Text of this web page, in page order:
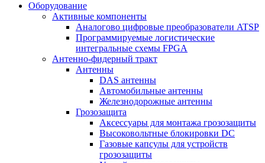
Оборудование
Активные компоненты
Аналогово цифровые преобразователи ATSP
Программируемые логистические
интегральные схемы FPGA
Антенно-фидерный тракт
Антенны
DAS антенны
Автомобильные антенны
Железнодорожные антенны
Грозозащита
Аксессуары для монтажа грозозащиты
Высоковольтные блокировки DC
Газовые капсулы для устройств
грозозащиты